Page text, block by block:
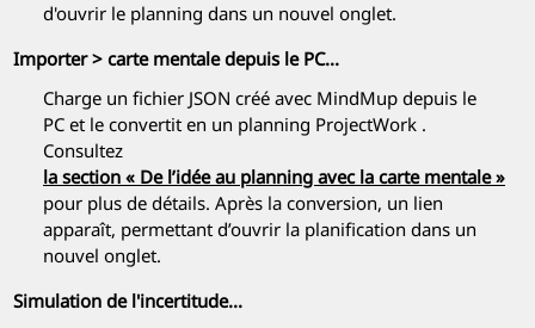
d'ouvrir le planning dans un nouvel onglet.
Importer > carte mentale depuis le PC...
Charge un fichier JSON créé avec MindMup depuis le
PC et le convertit en un planning ProjectWork .
Consultez
la section « De l’idée au planning avec la carte mentale »
pour plus de détails. Après la conversion, un lien
apparaît, permettant d’ouvrir la planification dans un
nouvel onglet.
Simulation de l'incertitude...